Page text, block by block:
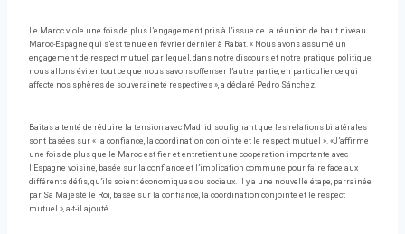
Le Maroc viole une fois de plus l’engagement pris à l’issue de la réunion de haut niveau
Maroc-Espagne qui s’est tenue en février dernier à Rabat. « Nous avons assumé un
engagement de respect mutuel par lequel, dans notre discours et notre pratique politique,
nous allons éviter tout ce que nous savons offenser l’autre partie, en particulier ce qui
affecte nos sphères de souveraineté respectives », a déclaré Pedro Sánchez.
Baitas a tenté de réduire la tension avec Madrid, soulignant que les relations bilatérales
sont basées sur « la confiance, la coordination conjointe et le respect mutuel ». «J’affirme
une fois de plus que le Maroc est fier et entretient une coopération importante avec
l’Espagne voisine, basée sur la confiance et l’implication commune pour faire face aux
différents défis, qu’ils soient économiques ou sociaux. Il y a une nouvelle étape, parrainée
par Sa Majesté le Roi, basée sur la confiance, la coordination conjointe et le respect
mutuel », a-t-il ajouté.